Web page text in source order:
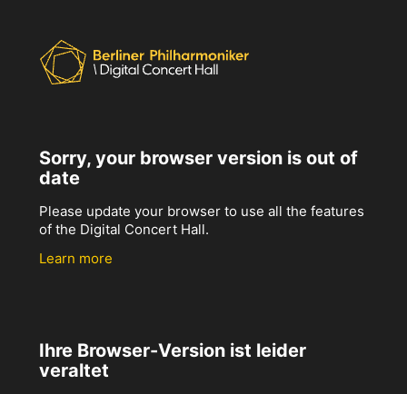
Sorry, your browser version is out of
date
Please update your browser to use all the features
of the Digital Concert Hall.
Learn more
Ihre Browser-Version ist leider
veraltet